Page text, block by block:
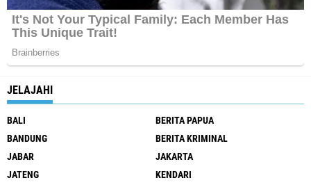
JELAJAHI
BALI
BERITA PAPUA
BANDUNG
BERITA KRIMINAL
JABAR
JAKARTA
JATENG
KENDARI